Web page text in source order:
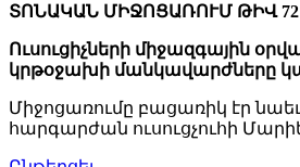
ՏՈՆԱԿԱՆ ՄԻՋՈՑԱՌՈՒՄ ԹԻՎ
Ուսուցիչների միջազգային
կրթօջախի մանկավարժները
Միջոցառումը բացառիկ էր
հարգարժան ուսուցչուհի